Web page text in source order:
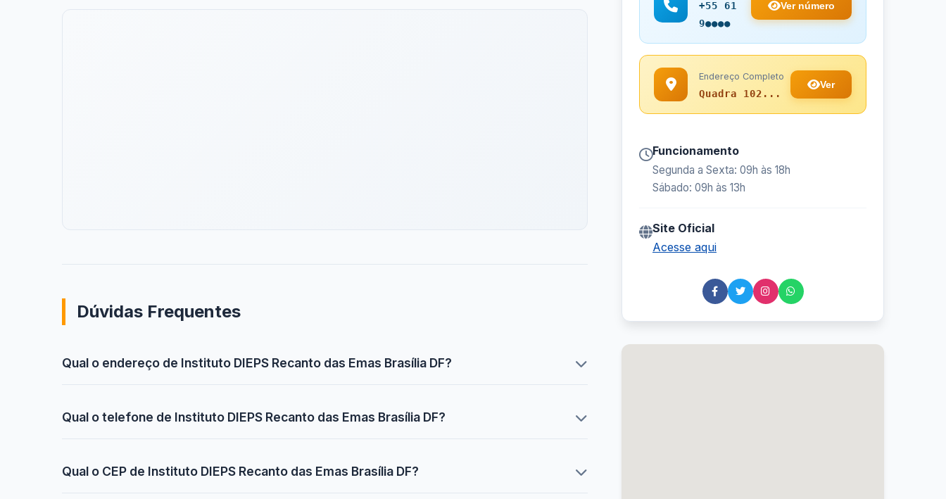
Dúvidas Frequentes
Qual o endereço de Instituto DIEPS Recanto das Emas Brasília DF?
Qual o telefone de Instituto DIEPS Recanto das Emas Brasília DF?
Qual o CEP de Instituto DIEPS Recanto das Emas Brasília DF?
+55 61
9●●●●
Ver número
Endereço Completo
Quadra 102...
Ver
Funcionamento
Segunda a Sexta: 09h às 18h
Sábado: 09h às 13h
Site Oficial
Acesse aqui